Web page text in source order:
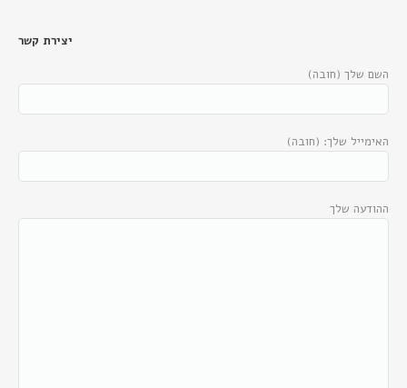
יצירת קשר
השם שלך (חובה)
האימייל שלך: (חובה)
ההודעה שלך